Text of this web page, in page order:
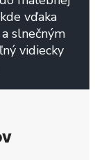
vďaka
slnečným
vidiecky